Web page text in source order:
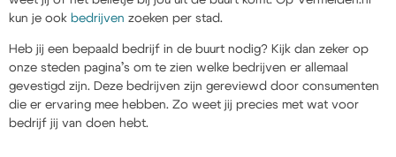
kun je ook bedrijven zoeken per stad.
Heb jij een bepaald bedrijf in de buurt nodig? Kijk dan zeker op
onze steden pagina’s om te zien welke bedrijven er allemaal
gevestigd zijn. Deze bedrijven zijn gereviewd door consumenten
die er ervaring mee hebben. Zo weet jij precies met wat voor
bedrijf jij van doen hebt.